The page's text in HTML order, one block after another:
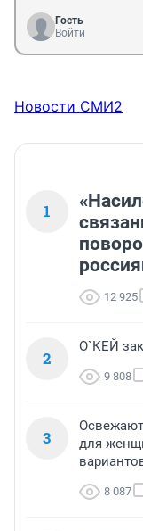
Гость
Войти
Новости СМИ2
1
12 925
2
О`КЕЙ
9 808
3
для
8 087